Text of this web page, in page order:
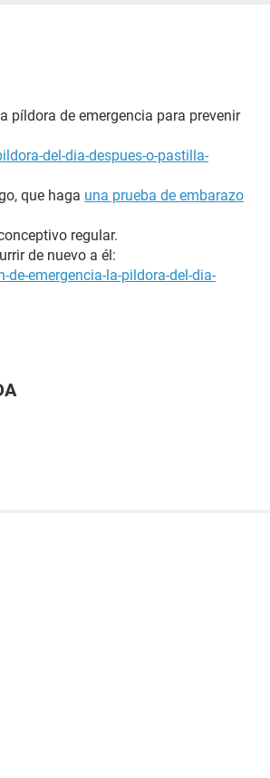
píldora de emergencia para prevenir
del-dia-despues-o-pastilla-
que haga una prueba de embarazo
regular.
de nuevo a él:
emergencia-la-pildora-del-dia-